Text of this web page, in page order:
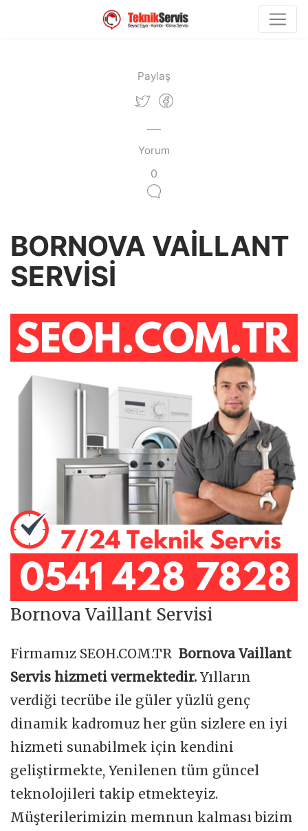
Paylaş
Yorum
0
BORNOVA VAİLLANT
SERVİSİ
Bornova Vaillant Servisi
Firmamız SEOH.COM.TR Bornova Vaillant
Servis hizmeti vermektedir. Yılların
verdiği tecrübe ile güler yüzlü genç
dinamik kadromuz her gün sizlere en iyi
hizmeti sunabilmek için kendini
geliştirmekte, Yenilenen tüm güncel
teknolojileri takip etmekteyiz.
Müşterilerimizin memnun kalması bizim